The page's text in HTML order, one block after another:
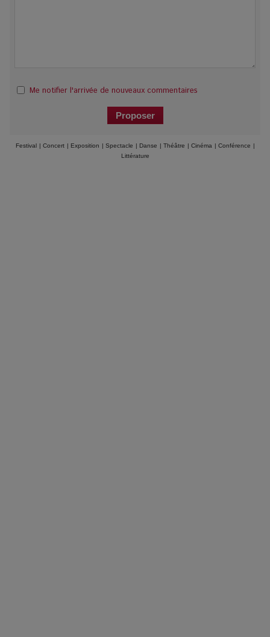
Me notifier l'arrivée de nouveaux commentaires
Festival | Concert | Exposition | Spectacle | Danse | Théâtre | Cinéma | Conférence |
Littérature